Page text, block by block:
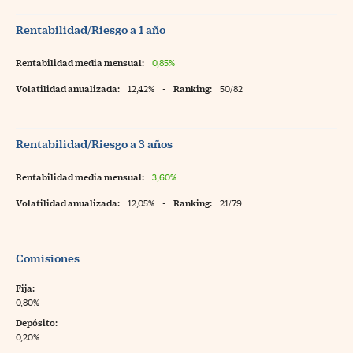
Rentabilidad/Riesgo a 1 año
Rentabilidad media mensual: 0,85%
Volatilidad anualizada: 12,42% - Ranking: 50/82
Rentabilidad/Riesgo a 3 años
Rentabilidad media mensual: 3,60%
Volatilidad anualizada: 12,05% - Ranking: 21/79
Comisiones
Fija:
0,80%
Depósito:
0,20%